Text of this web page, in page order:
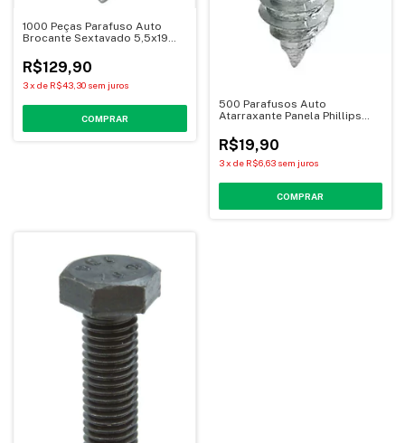
1000 Peças Parafuso Auto
Brocante Sextavado 5,5x19
R$129,90
3x de R$43,30 sem juros
500 Parafusos Auto
Atarraxante Panela Phillips
R$19,90
3 x de R$6,63 sem juros